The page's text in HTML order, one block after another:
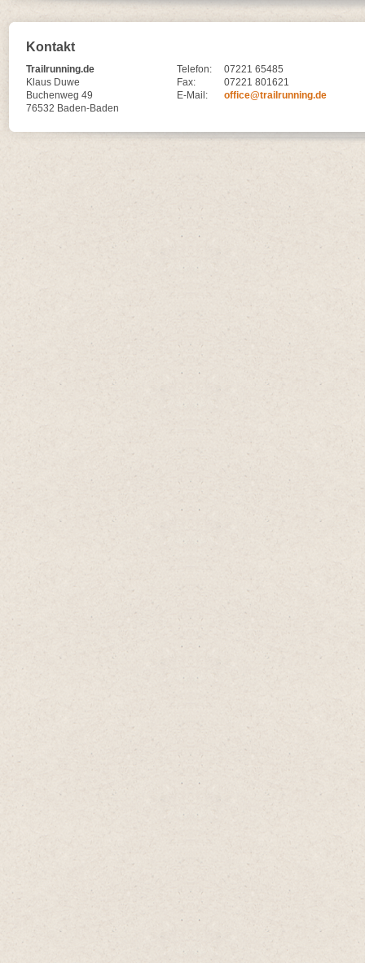
Kontakt
Trailrunning.de
Klaus Duwe
Buchenweg 49
76532 Baden-Baden
Telefon:
07221 65485
Fax:
07221 801621
E-Mail:
office@trailrunning.de